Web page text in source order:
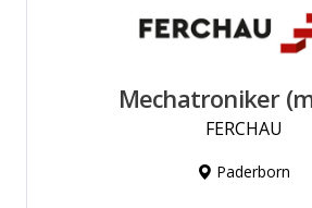
Mechatroniker
FERCHAU
Paderborn